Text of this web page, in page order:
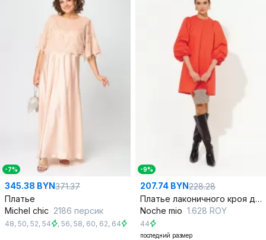
-7%
345.38 BYN371.37
Платье
Michel chic 2186 персик
48, 50, 52, 54 , 56, 58, 60, 62, 64
-9%
207.74 BYN228.28
Платье лаконичного кроя демисезонное для особых случаев
Noche mio 1.628 ROY
44
последний размер